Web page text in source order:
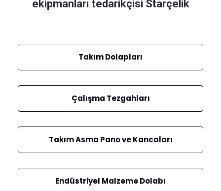
ekipmanları tedarikçisi Starçelik
Takım Dolapları
Çalışma Tezgahları
Takım Asma Pano ve Kancaları
Endüstriyel Malzeme Dolabı